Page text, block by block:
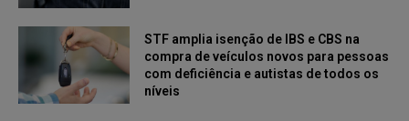
STF amplia isenção de IBS e CBS na
compra de veículos novos para pessoas
com deficiência e autistas de todos os
níveis